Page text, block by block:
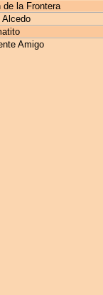
de la Frontera
Alcedo
Amigo